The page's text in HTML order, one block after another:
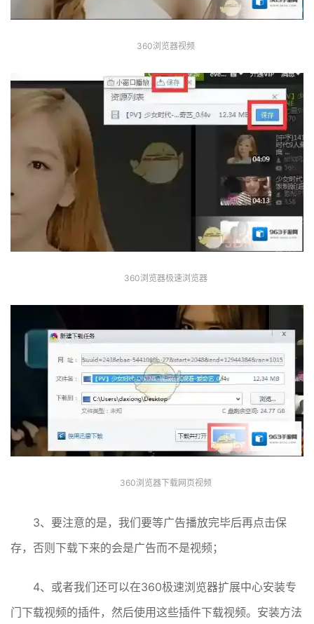
360浏览器视频
360浏览器极速浏览器
360浏览器下载网页视频
3、要注意的是，我们要等广告播放完毕后再点击保
存，否则下载下来的会是广告而不是视频；
4、或者我们还可以在360极速浏览器扩展中心安装专
门下载视频的插件，然后使用这些插件下载视频。安装方法